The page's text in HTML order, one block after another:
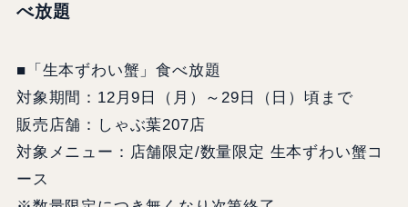
べ放題
■「生本ずわい蟹」食べ放題
対象期間：12月9日（月）～29日（日）頃まで
販売店舗：しゃぶ葉207店
対象メニュー：店舗限定/数量限定 生本ずわい蟹コ
ース